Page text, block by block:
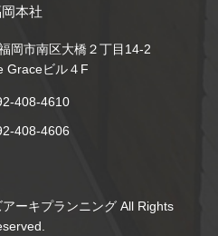
本社
岡市南区大橋２丁目14-2
Graceビル４F
408-4610
408-4606
ーキプランニング All Rights